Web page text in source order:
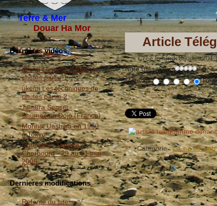
Terre & Mer
Douar Ha Mor
Dernières vidéos
ukemi Les techniques de
chutes partie 1
ukemi Les techniques de
chutes partie 2
Tamura Sensei -
Shumeikan Dojo (France)
Morihei Ueshiba en 1960
à Tokyo
Nobuyoshi Tamura -
Cherbourg - 29 au 31 mai
2008
Dernieres modifications
Refonte du site
Article
Créé le lundi 8 juillet
Note utilisateur:
/ 0
Mauvais
Catégorie :La vie du club